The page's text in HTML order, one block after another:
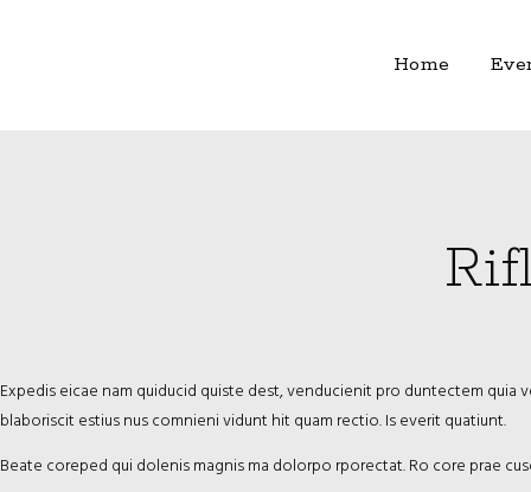
Home
Expedis eicae nam quiducid quiste dest, venducienit pro duntectem
blaboriscit estius nus comnieni vidunt hit quam rectio. Is everit quatiunt.
Beate coreped qui dolenis magnis ma dolorpo rporectat. Ro core prae